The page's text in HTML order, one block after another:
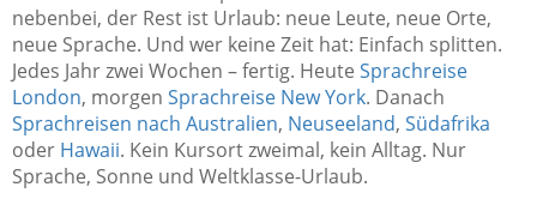
nebenbei, der Rest ist Urlaub: neue Leute, neue Orte,
neue Sprache. Und wer keine Zeit hat: Einfach splitten.
Jedes Jahr zwei Wochen – fertig. Heute Sprachreise
London, morgen Sprachreise New York. Danach
Sprachreisen nach Australien, Neuseeland, Südafrika
oder Hawaii. Kein Kursort zweimal, kein Alltag. Nur
Sprache, Sonne und Weltklasse-Urlaub.